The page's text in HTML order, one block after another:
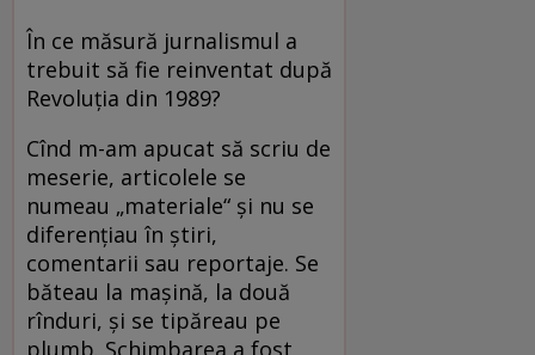
În ce măsură jurnalismul a
trebuit să fie reinventat după
Revoluţia din 1989?
Cînd m-am apucat să scriu de
meserie, articolele se
numeau „materiale“ şi nu se
diferenţiau în ştiri,
comentarii sau reportaje. Se
băteau la maşină, la două
rînduri, şi se tipăreau pe
plumb. Schimbarea a fost